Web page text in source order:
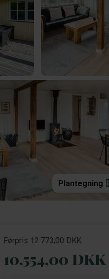
Plantegning
Førpris 12.773,00 DKK
10.554,00 DKK